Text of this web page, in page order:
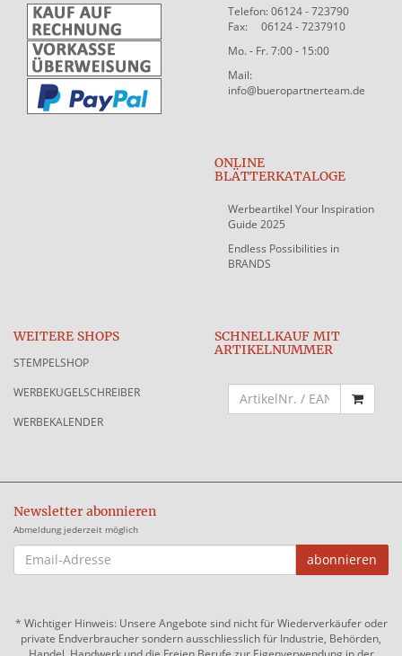
Telefon: 06124 - 723790
Fax: 06124 - 7237910
Mo. - Fr. 7:00 - 15:00
Mail:
info@bueropartnerteam.de
ONLINE
BLÄTTERKATALOGE
Werbeartikel Your Inspiration
Guide 2025
Endless Possibilities in
BRANDS
WEITERE SHOPS
STEMPELSHOP
WERBEKUGELSCHREIBER
WERBEKALENDER
SCHNELLKAUF MIT
ARTIKELNUMMER
Newsletter abonnieren
Abmeldung jederzeit möglich
EMAIL-
ADRESSE
abonnieren
* Wichtiger Hinweis: Unsere Angebote sind nicht für Wiederverkäufer oder
private Endverbraucher sondern ausschliesslich für Industrie, Behörden,